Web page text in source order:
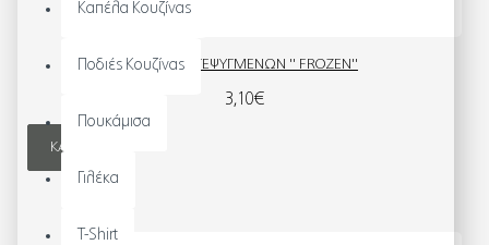
Καπέλα Κουζίνας
Ποδιές Κουζίνας
Πουκάμισα
Γιλέκα
T-Shirt
ΓΑΝΤΙ ΚΑΤΕΨΥΓΜΕΝΩΝ '' FROZEN''
3,10€
ΚΑΛΆΘΙ